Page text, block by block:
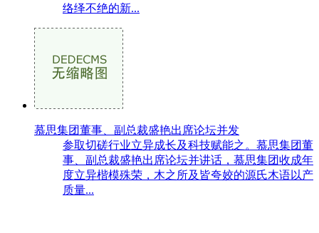
络绎不绝的新...
慕思集团董事、副总裁盛艳出席论坛并发
参取切磋行业立异成长及科技赋能之。慕思集团董
事、副总裁盛艳出席论坛并讲话，慕思集团收成年
度立异楷模殊荣，木之所及皆夸姣的源氏木语以产
质量...